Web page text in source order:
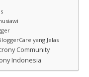
yang Jelas
Community
Indonesia